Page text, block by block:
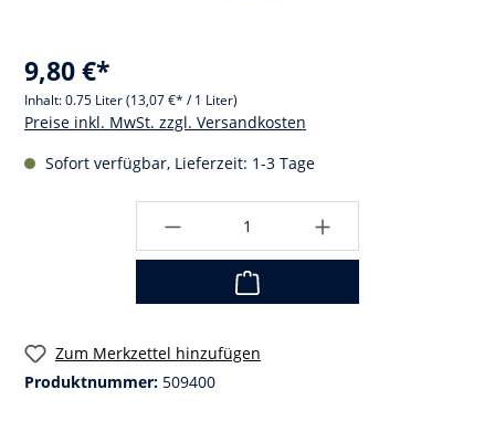
9,80 €*
Inhalt:0.75 Liter(13,07 €* / 1 Liter)
Preise inkl. MwSt. zzgl. Versandkosten
Sofort verfügbar, Lieferzeit: 1-3 Tage
Zum Merkzettel hinzufügen
Produktnummer: 509400